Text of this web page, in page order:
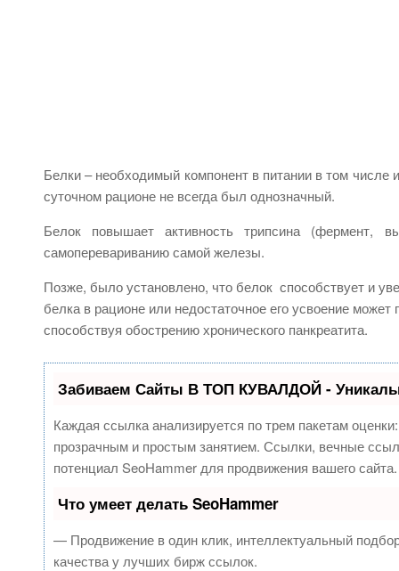
Белки – необходимый компонент в питании в том числе
суточном рационе не всегда был однозначный.
Белок повышает активность трипсина (фермент,
самоперевариванию самой железы.
Позже, было установлено, что белок способствует и
белка в рационе или недостаточное его усвоение
способствуя обострению хронического панкреатита.
Забиваем Сайты В ТОП КУВАЛДОЙ -
Каждая ссылка анализируется по трем пакетам
прозрачным и простым занятием. Ссылки, вечные
потенциал SeoHammer для продвижения вашего сайта.
Что умеет делать SeoHammer
— Продвижение в один клик, интеллектуальный
качества у лучших бирж ссылок.